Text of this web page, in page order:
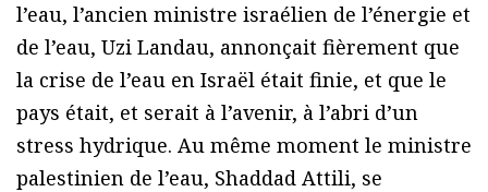
l’eau, l’ancien ministre israélien de l’énergie et
de l’eau, Uzi Landau, annonçait fièrement que
la crise de l’eau en Israël était finie, et que le
pays était, et serait à l’avenir, à l’abri d’un
stress hydrique. Au même moment le ministre
palestinien de l’eau, Shaddad Attili, se